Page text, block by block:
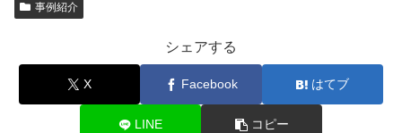
事例紹介
シェアする
X Facebook はてブ
LINE コピー